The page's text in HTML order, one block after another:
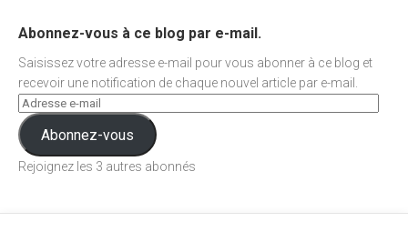
Abonnez-vous à ce blog par e-mail.
Saisissez votre adresse e-mail pour vous abonner à ce blog et
recevoir une notification de chaque nouvel article par e-mail.
Abonnez-vous
Rejoignez les 3 autres abonnés